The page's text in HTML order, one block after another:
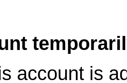
account is